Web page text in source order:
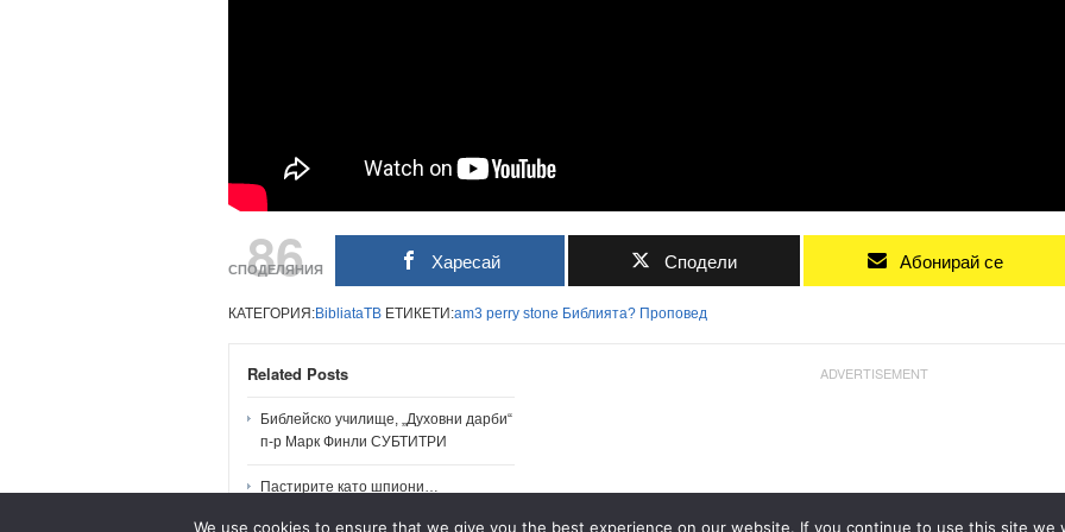
86
СПОДЕЛЯНИЯ Харесай Сподели Абонирай се
КАТЕГОРИЯ:BibliataTB ЕТИКЕТИ:am3 perry stone Библията? Проповед
Related Posts
Библейско училище, „Духовни дарби“
п-р Марк Финли СУБТИТРИ
Пастирите като шпиони…
ADVERTISEMENT
We use cookies to ensure that we give you the best experience on our website. If you continue to use this site we